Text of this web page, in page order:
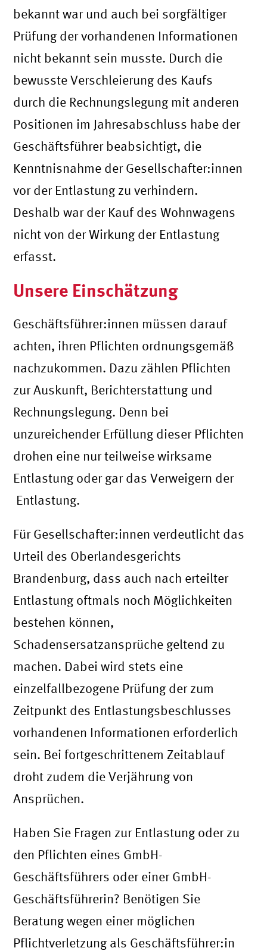
bekannt war und auch bei sorgfältiger
Prüfung der vorhandenen Informationen
nicht bekannt sein musste. Durch die
bewusste Verschleierung des Kaufs
durch die Rechnungslegung mit anderen
Positionen im Jahresabschluss habe der
Geschäftsführer beabsichtigt, die
Kenntnisnahme der Gesellschafter:innen
vor der Entlastung zu verhindern.
Deshalb war der Kauf des Wohnwagens
nicht von der Wirkung der Entlastung
erfasst.
Unsere Einschätzung
Geschäftsführer:innen müssen darauf
achten, ihren Pflichten ordnungsgemäß
nachzukommen. Dazu zählen Pflichten
zur Auskunft, Berichterstattung und
Rechnungslegung. Denn bei
unzureichender Erfüllung dieser Pflichten
drohen eine nur teilweise wirksame
Entlastung oder gar das Verweigern der
Entlastung.
Für Gesellschafter:innen verdeutlicht das
Urteil des Oberlandesgerichts
Brandenburg, dass auch nach erteilter
Entlastung oftmals noch Möglichkeiten
bestehen können,
Schadensersatzansprüche geltend zu
machen. Dabei wird stets eine
einzelfallbezogene Prüfung der zum
Zeitpunkt des Entlastungsbeschlusses
vorhandenen Informationen erforderlich
sein. Bei fortgeschrittenem Zeitablauf
droht zudem die Verjährung von
Ansprüchen.
Haben Sie Fragen zur Entlastung oder zu
den Pflichten eines GmbH-
Geschäftsführers oder einer GmbH-
Geschäftsführerin? Benötigen Sie
Beratung wegen einer möglichen
Pflichtverletzung als Geschäftsführer:in